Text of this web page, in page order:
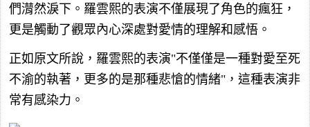
們潸然淚下。羅雲熙的表演不僅展現了角色的瘋狂，
更是觸動了觀眾內心深處對愛情的理解和感悟。
正如原文所說，羅雲熙的表演"不僅僅是一種對愛至死
不渝的執著，更多的是那種悲愴的情緒"，這種表演非
常有感染力。